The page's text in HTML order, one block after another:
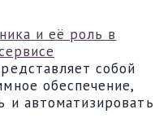
и её роль в
собой
обеспечение,
и автоматизировать